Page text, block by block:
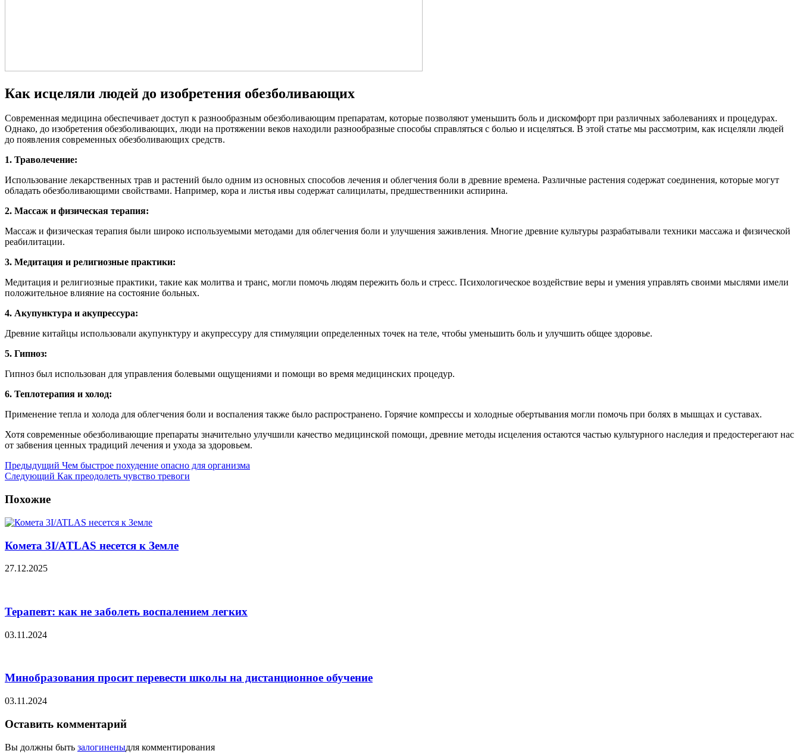
Как исцеляли людей до изобретения обезболивающих
Современная медицина обеспечивает доступ к разнообразным обезболивающим препаратам, которые позволяют уменьшить боль и дискомфорт при различных заболеваниях и процедурах.
Однако, до изобретения обезболивающих, люди на протяжении веков находили разнообразные способы справляться с болью и исцеляться. В этой статье мы рассмотрим, как исцеляли людей
до появления современных обезболивающих средств.
1. Траволечение:
Использование лекарственных трав и растений было одним из основных способов лечения и облегчения боли в древние времена. Различные растения содержат соединения, которые могут
обладать обезболивающими свойствами. Например, кора и листья ивы содержат салицилаты, предшественники аспирина.
2. Массаж и физическая терапия:
Массаж и физическая терапия были широко используемыми методами для облегчения боли и улучшения заживления. Многие древние культуры разрабатывали техники массажа и физической
реабилитации.
3. Медитация и религиозные практики:
Медитация и религиозные практики, такие как молитва и транс, могли помочь людям пережить боль и стресс. Психологическое воздействие веры и умения управлять своими мыслями имели
положительное влияние на состояние больных.
4. Акупунктура и акупрессура:
Древние китайцы использовали акупунктуру и акупрессуру для стимуляции определенных точек на теле, чтобы уменьшить боль и улучшить общее здоровье.
5. Гипноз:
Гипноз был использован для управления болевыми ощущениями и помощи во время медицинских процедур.
6. Теплотерапия и холод:
Применение тепла и холода для облегчения боли и воспаления также было распространено. Горячие компрессы и холодные обертывания могли помочь при болях в мышцах и суставах.
Хотя современные обезболивающие препараты значительно улучшили качество медицинской помощи, древние методы исцеления остаются частью культурного наследия и предостерегают нас
от забвения ценных традиций лечения и ухода за здоровьем.
Предыдущий Чем быстрое похудение опасно для организма
Следующий Как преодолеть чувство тревоги
Похожие
Комета 3I/ATLAS несется к Земле
27.12.2025
Терапевт: как не заболеть воспалением легких
03.11.2024
Минобразования просит перевести школы на дистанционное обучение
03.11.2024
Оставить комментарий
Вы должны быть залогиненыдля комментирования